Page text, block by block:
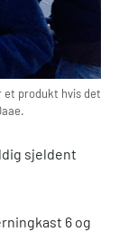
et produkt hvis det
sjeldent
6 og